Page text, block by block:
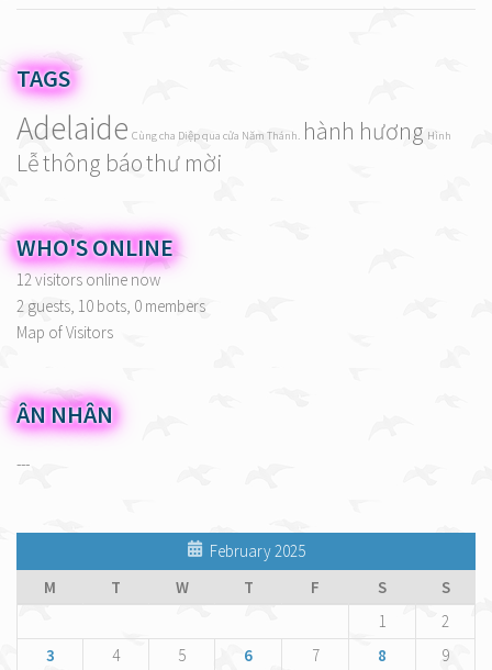
TAGS
Adelaide Cùng cha Diệp qua cửa Năm Thánh. hành hương Hình
Lễthông báothư mời
WHO'S ONLINE
12 visitors online now
2 guests, 10 bots, 0 members
Map of Visitors
ÂN NHÂN
---
February 2025
M
T W T F S
S
1
2
3
4 5 6 7 8
9